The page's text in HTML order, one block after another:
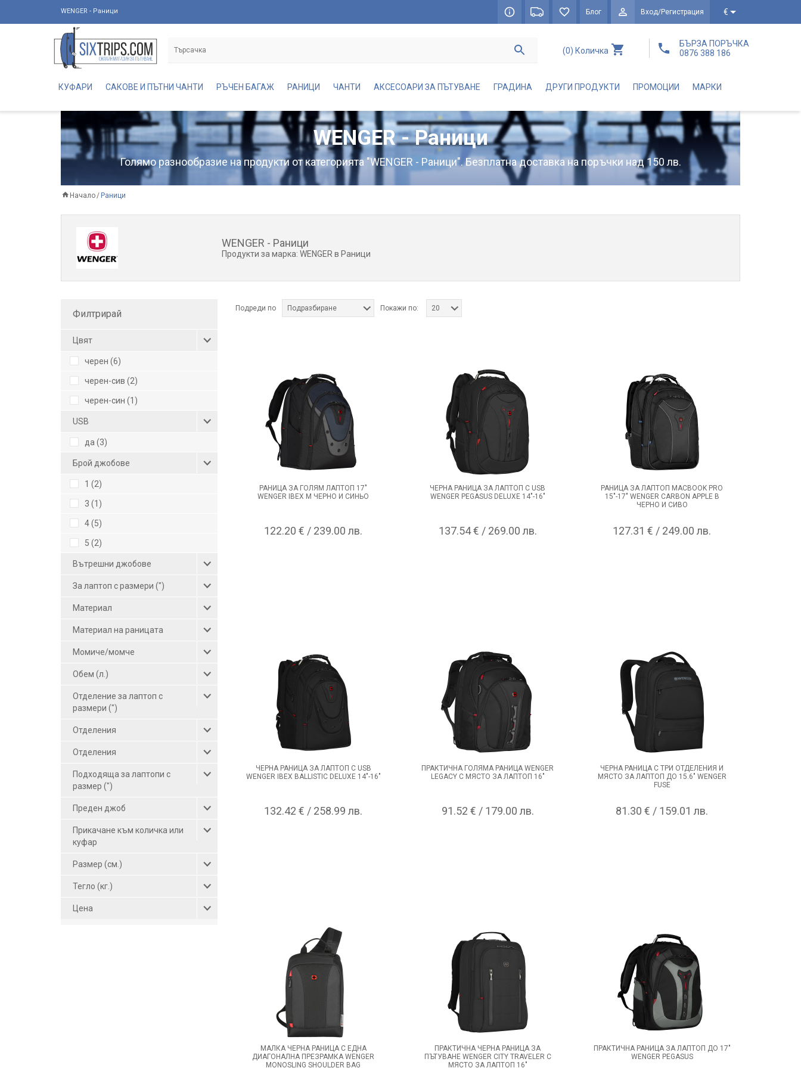
WENGER - Раници Блог Вход/Регистрация €
(0) Количка
БЪРЗА ПОРЪЧКА
0876 388 186
КУФАРИ САКОВЕ И ПЪТНИ ЧАНТИ РЪЧЕН БАГАЖ РАНИЦИ ЧАНТИ АКСЕСОАРИ ЗА ПЪТУВАНЕ ГРАДИНА ДРУГИ ПРОДУКТИ ПРОМОЦИИ МАРКИ
WENGER - Раници
Голямо разнообразие на продукти от категорията "WENGER - Раници". Безплатна доставка на поръчки над 150 лв.
Начало Раници
WENGER - Раници
Продукти за марка: WENGER в Раници
Филтрирай
Цвят
черен (6)
черен-сив (2)
черен-син (1)
USB
да (3)
Брой джобове
1 (2)
3 (1)
4 (5)
5 (2)
Вътрешни джобове
За лаптоп с размери (")
Материал
Материал на раницата
Момиче/момче
Обем (л.)
Отделение за лаптоп с
размери (")
Отделения
Отделения
Подходяща за лаптопи с
размер (")
Преден джоб
Прикачане към количка или
куфар
Размер (см.)
Тегло (кг.)
Цена
Подреди по Подразбиране Покажи по: 20
РАНИЦА ЗА ГОЛЯМ ЛАПТОП 17"
WENGER IBEX М ЧЕРНО И СИНЬО
122.20 € / 239.00 лв.
ЧЕРНА РАНИЦА ЗА ЛАПТОП С USB
WENGER PEGASUS DELUXE 14"-16"
137.54 € / 269.00 лв.
РАНИЦА ЗА ЛАПТОП MACBOOK PRO
15"-17" WENGER CARBON APPLE В
ЧЕРНО И СИВО
127.31 € / 249.00 лв.
ЧЕРНА РАНИЦА ЗА ЛАПТОП С USB
WENGER IBEX BALLISTIC DELUXE 14"-16"
132.42 € / 258.99 лв.
ПРАКТИЧНА ГОЛЯМА РАНИЦА WENGER
LEGACY С МЯСТО ЗА ЛАПТОП 16"
91.52 € / 179.00 лв.
ЧЕРНА РАНИЦА С ТРИ ОТДЕЛЕНИЯ И
МЯСТО ЗА ЛАПТОП ДО 15.6" WENGER
FUSE
81.30 € / 159.01 лв.
МАЛКА ЧЕРНА РАНИЦА С ЕДНА
ДИАГОНАЛНА ПРЕЗРАМКА WENGER
MONOSLING SHOULDER BAG
ПРАКТИЧНА ЧЕРНА РАНИЦА ЗА
ПЪТУВАНЕ WENGER CITY TRAVELER С
МЯСТО ЗА ЛАПТОП 16"
ПРАКТИЧНА РАНИЦА ЗА ЛАПТОП ДО 17"
WENGER PEGASUS